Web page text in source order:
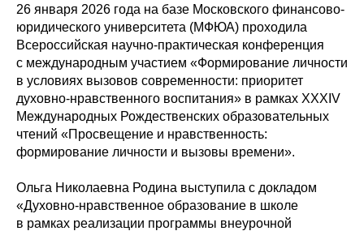
26 января 2026 года на базе Московского финансово-
юридического университета (МФЮА) проходила
Всероссийская научно-практическая конференция
с международным участием «Формирование личности
в условиях вызовов современности: приоритет
духовно-нравственного воспитания» в рамках XXXIV
Международных Рождественских образовательных
чтений «Просвещение и нравственность:
формирование личности и вызовы времени».
Ольга Николаевна Родина выступила с докладом
«Духовно-нравственное образование в школе
в рамках реализации программы внеурочной